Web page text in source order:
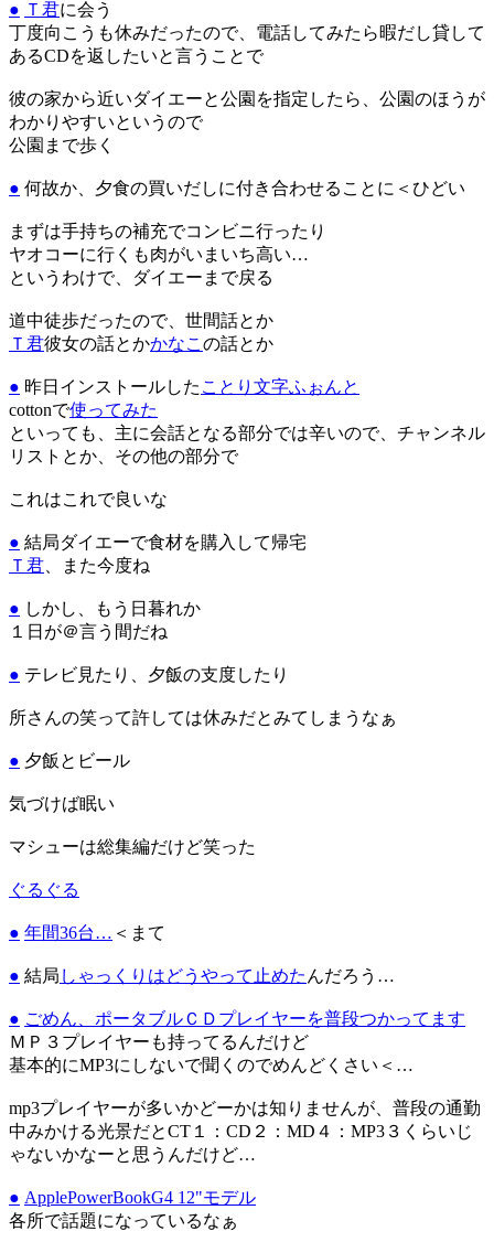
● Ｔ君に会う
丁度向こうも休みだったので、電話してみたら暇だし貸して
あるCDを返したいと言うことで
彼の家から近いダイエーと公園を指定したら、公園のほうが
わかりやすいというので
公園まで歩く
● 何故か、夕食の買いだしに付き合わせることに＜ひどい
まずは手持ちの補充でコンビニ行ったり
ヤオコーに行くも肉がいまいち高い…
というわけで、ダイエーまで戻る
道中徒歩だったので、世間話とか
Ｔ君彼女の話とかかなこ の話とか
● 昨日インストールした ことり文字ふぉんと
cottonで使ってみた
といっても、主に会話となる部分では辛いので、チャンネル
リストとか、その他の部分で
これはこれで良いな
● 結局ダイエーで食材を購入して帰宅
Ｔ君 、また今度ね
● しかし、もう日暮れか
１日が＠言う間だね
● テレビ見たり、夕飯の支度したり
所さんの笑って許しては休みだとみてしまうなぁ
● 夕飯とビール
気づけば眠い
マシューは総集編だけど笑った
ぐるぐる
● 年間36台… ＜まて
● 結局 しゃっくりはどうやって止めた んだろう…
● ごめん、ポータブルＣＤプレイヤーを普段つかってます
ＭＰ３プレイヤーも持ってるんだけど
基本的にMP3にしないで聞くのでめんどくさい＜…
mp3プレイヤーが多いかどーかは知りませんが、普段の通勤
中みかける光景だとCT１：CD２：MD４：MP3３くらいじ
ゃないかなーと思うんだけど…
● ApplePowerBookG4 12"モデル
各所で話題になっているなぁ